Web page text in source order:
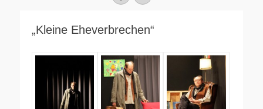
Mail
„Kleine Eheverbrechen“